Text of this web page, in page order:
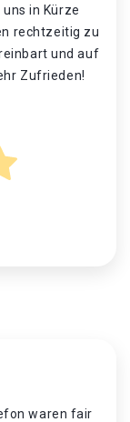
in Kürze
rechtzeitig zu
und auf
Zufrieden!
waren fair